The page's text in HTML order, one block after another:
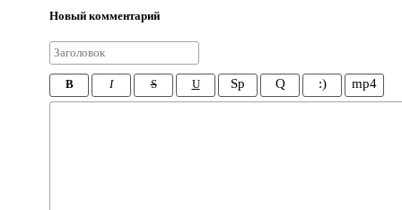
Новый комментарий
B I S U Sp Q :) mp4